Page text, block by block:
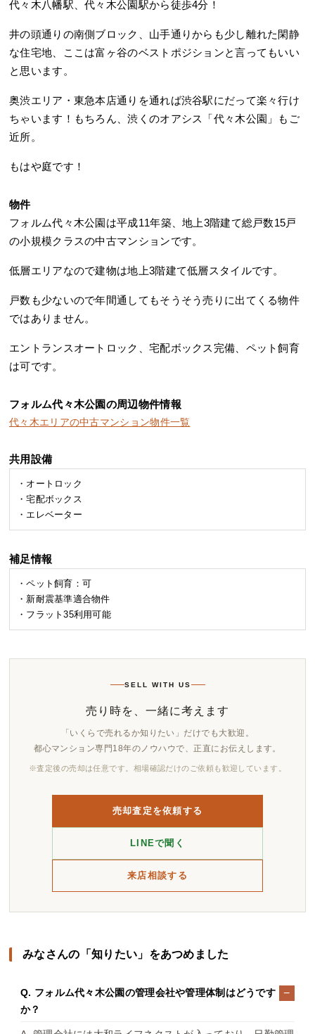
代々木八幡駅、代々木公園駅から徒歩4分！
井の頭通りの南側ブロック、山手通りからも少し離れた閑静
な住宅地、ここは富ヶ谷のベストポジションと言ってもいい
と思います。
奥渋エリア・東急本店通りを通れば渋谷駅にだって楽々行け
ちゃいます！もちろん、渋くのオアシス「代々木公園」もご
近所。
もはや庭です！
物件
フォルム代々木公園は平成11年築、地上3階建て総戸数15戸
の小規模クラスの中古マンションです。
低層エリアなので建物は地上3階建て低層スタイルです。
戸数も少ないので年間通してもそうそう売りに出てくる物件
ではありません。
エントランスオートロック、宅配ボックス完備、ペット飼育
は可です。
フォルム代々木公園の周辺物件情報
代々木エリアの中古マンション物件一覧
共用設備
・オートロック
・宅配ボックス
・エレベーター
補足情報
・ペット飼育：可
・新耐震基準適合物件
・フラット35利用可能
SELL WITH US
売り時を、一緒に考えます
「いくらで売れるか知りたい」だけでも大歓迎。
都心マンション専門18年のノウハウで、正直にお伝えします。
※査定後の売却は任意です。相場確認だけのご依頼も歓迎しています。
売却査定を依頼する
LINEで聞く
来店相談する
みなさんの「知りたい」をあつめました
Q. フォルム代々木公園の管理会社や管理体制はどうです
か？